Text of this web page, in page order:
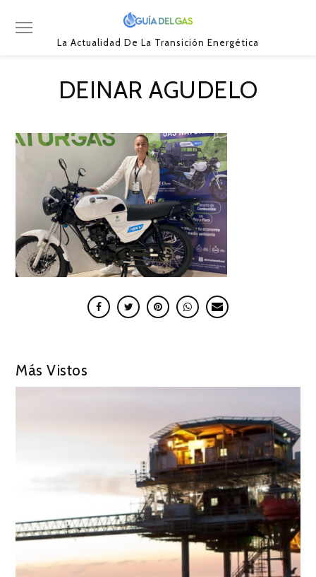
La Actualidad De La Transición Energética
DEINAR AGUDELO
Más Vistos